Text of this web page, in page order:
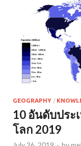
GEOGRAPHY /
10 อันดับปร
โลก 2019